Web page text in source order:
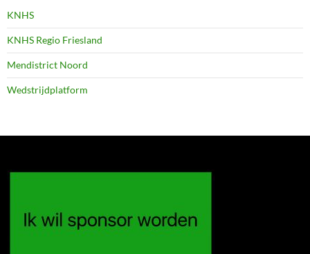
KNHS
KNHS Regio Friesland
Mendistrict Noord
Wedstrijdplatform